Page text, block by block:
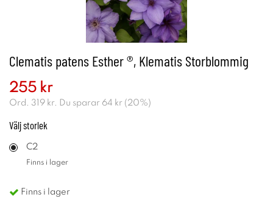
Clematis patens Esther ®, Klematis Storblommig
255 kr
Ord. 319 kr. Du sparar 64 kr ( 20%)
Väljstorlek
C2
Finns i lager
Finns i lager